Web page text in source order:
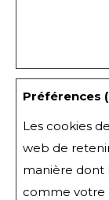
Préférences
Les cookies
web de
manière dont
comme votre